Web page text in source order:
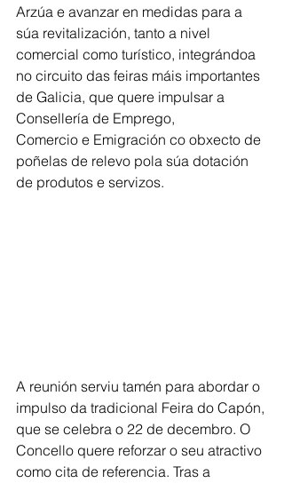
Arzúa e avanzar en medidas para a
súa revitalización, tanto a nivel
comercial como turístico, integrándoa
no circuito das feiras máis importantes
de Galicia, que quere impulsar a
Consellería de Emprego,
Comercio e Emigración co obxecto de
poñelas de relevo pola súa dotación
de produtos e servizos.
A reunión serviu tamén para abordar o
impulso da tradicional Feira do Capón,
que se celebra o 22 de decembro. O
Concello quere reforzar o seu atractivo
como cita de referencia. Tras a